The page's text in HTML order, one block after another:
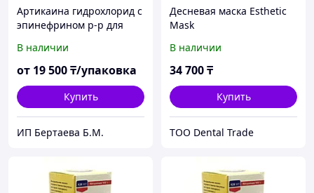
Артикаина гидрохлорид с
эпинефрином р-р для
1,8мл №50
В наличии
от 19 500₸/упаковка
Купить
ИП Бертаева Б.М.
Десневая маска Esthetic
Mask
В наличии
34 700₸
Купить
ТОО Dental Trade